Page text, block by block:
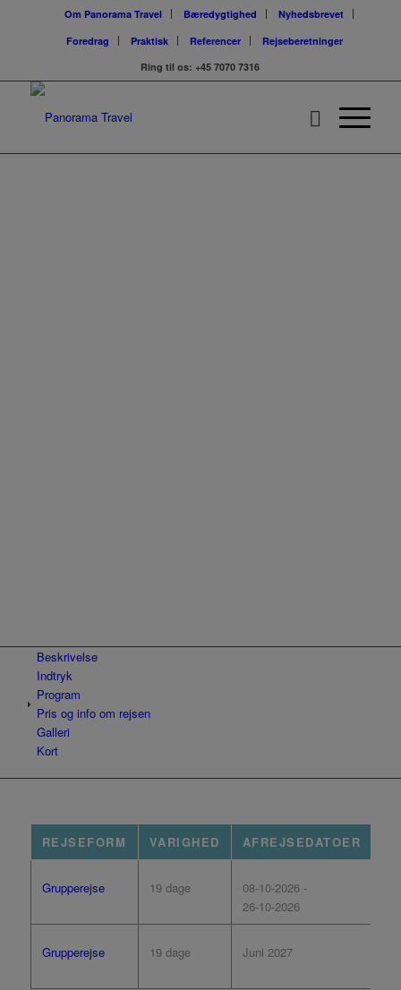
Om Panorama Travel Bæredygtighed
Nyhedsbrevet
Foredrag
Praktisk Referencer
Rejseberetninger
Ring til os:+45 7070 7316
Beskrivelse
Indtryk
Program
Pris og info om rejsen
Galleri
Kort
REJSEFORM VARIGHED AFREJSEDATOER
Grupperejse 19 dage
08-10-2026 -
26-10-2026
Grupperejse 19 dage Juni 2027